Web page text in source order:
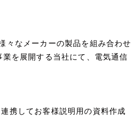
々なメーカーの製品を組み合わせ
を展開する当社にて、電気通信
携してお客様説明用の資料作成